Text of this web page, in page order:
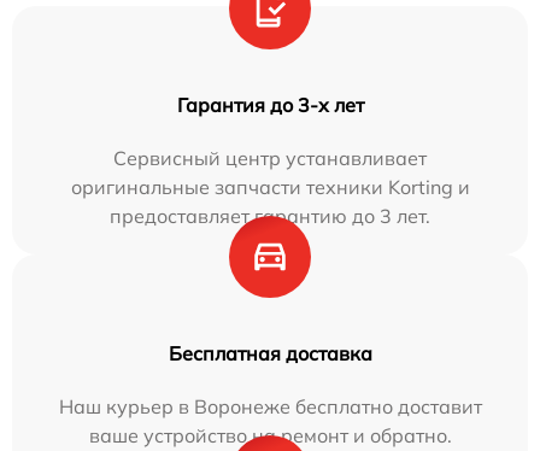
Гарантия до 3-х лет
Сервисный центр устанавливает
оригинальные запчасти техники Korting и
предоставляет гарантию до 3 лет.
Бесплатная доставка
Наш курьер в Воронеже бесплатно доставит
ваше устройство на ремонт и обратно.